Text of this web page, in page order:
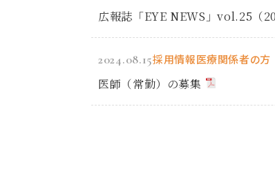
広報誌「EYE NEWS」vol.25（
2024.08.15採用情報医療関係者の方
医師（常勤）の募集